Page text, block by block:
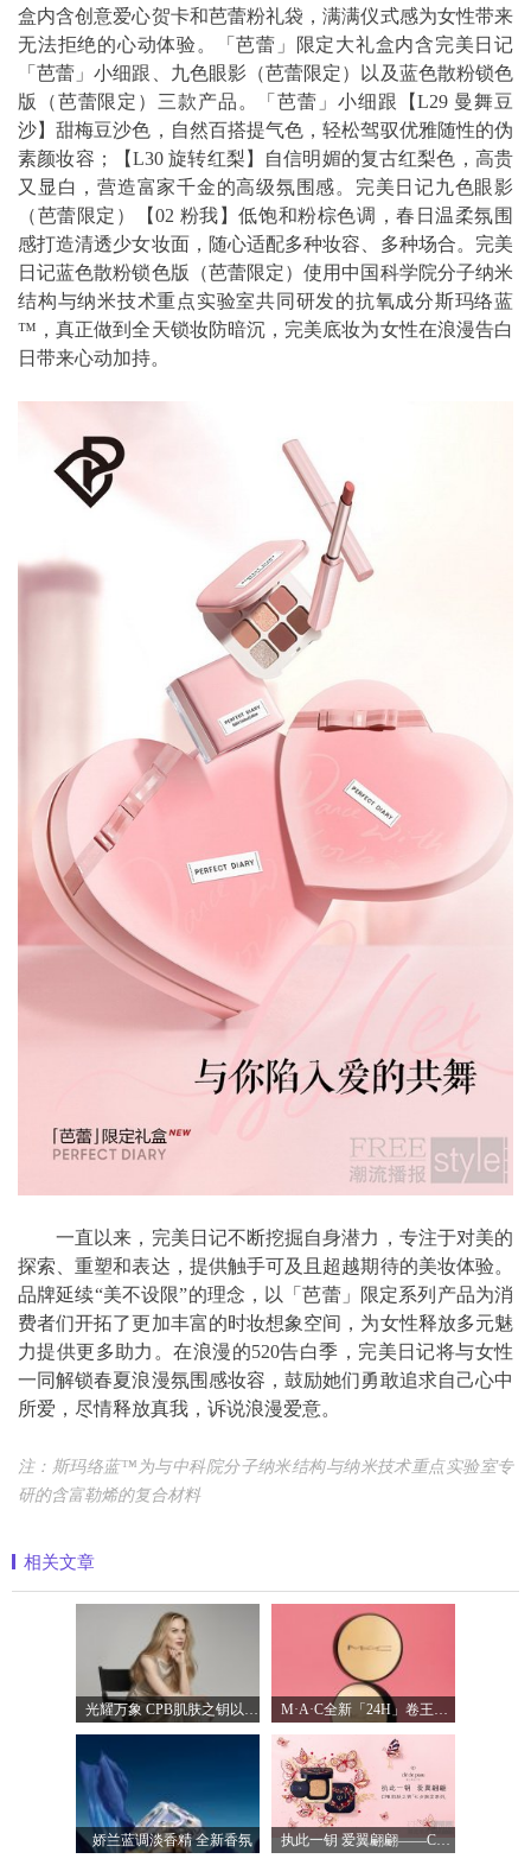
盒内含创意爱心贺卡和芭蕾粉礼袋，满满仪式感为女性带来
无法拒绝的心动体验。「芭蕾」限定大礼盒内含完美日记
「芭蕾」小细跟、九色眼影（芭蕾限定）以及蓝色散粉锁色
版（芭蕾限定）三款产品。「芭蕾」小细跟【L29 曼舞豆
沙】甜梅豆沙色，自然百搭提气色，轻松驾驭优雅随性的伪
素颜妆容；【L30 旋转红梨】自信明媚的复古红梨色，高贵
又显白，营造富家千金的高级氛围感。完美日记九色眼影
（芭蕾限定）【02 粉我】低饱和粉棕色调，春日温柔氛围
感打造清透少女妆面，随心适配多种妆容、多种场合。完美
日记蓝色散粉锁色版（芭蕾限定）使用中国科学院分子纳米
结构与纳米技术重点实验室共同研发的抗氧成分斯玛络蓝
™，真正做到全天锁妆防暗沉，完美底妆为女性在浪漫告白
日带来心动加持。
一直以来，完美日记不断挖掘自身潜力，专注于对美的
探索、重塑和表达，提供触手可及且超越期待的美妆体验。
品牌延续“美不设限”的理念，以「芭蕾」限定系列产品为消
费者们开拓了更加丰富的时妆想象空间，为女性释放多元魅
力提供更多助力。在浪漫的520告白季，完美日记将与女性
一同解锁春夏浪漫氛围感妆容，鼓励她们勇敢追求自己心中
所爱，尽情释放真我，诉说浪漫爱意。
注：斯玛络蓝™为与中科院分子纳米结构与纳米技术重点实验室专
研的含富勒烯的复合材料
相关文章
娇兰蓝调淡香精 全新香氛 执此一钥 爱翼翩翩——CPB肌肤之钥臻献